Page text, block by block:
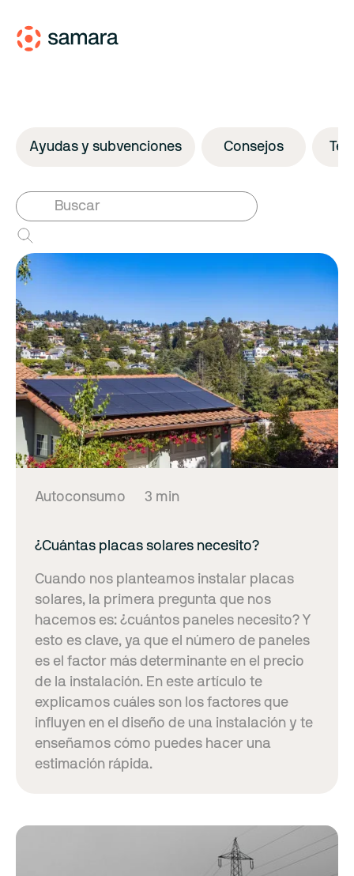
Ayudas y subvenciones Consejos
Autoconsumo 3 min
¿Cuántas placas solares necesito?
Cuando nos planteamos instalar placas
solares, la primera pregunta que nos
hacemos es: ¿cuántos paneles necesito? Y
esto es clave, ya que el número de paneles
es el factor más determinante en el precio
de la instalación. En este artículo te
explicamos cuáles son los factores que
influyen en el diseño de una instalación y te
enseñamos cómo puedes hacer una
estimación rápida.